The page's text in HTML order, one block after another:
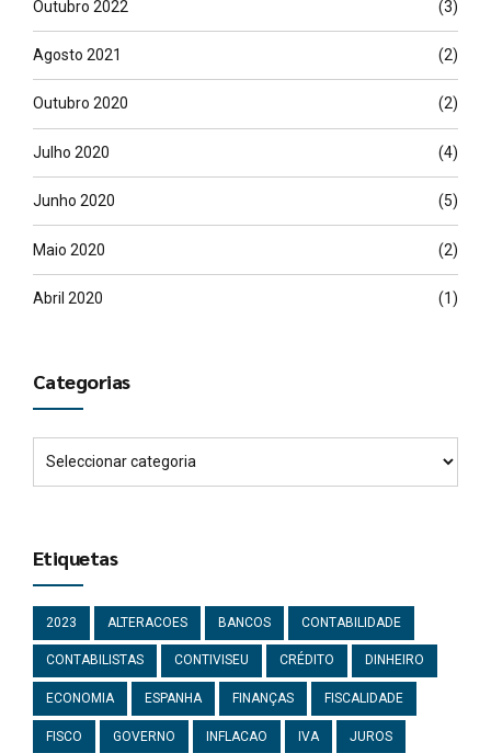
Outubro 2022 (3)
Agosto 2021 (2)
Outubro 2020 (2)
Julho 2020 (4)
Junho 2020 (5)
Maio 2020 (2)
Abril 2020 (1)
Categorias
Etiquetas
2023 ALTERACOES BANCOS CONTABILIDADE
CONTABILISTAS CONTIVISEU CRÉDITO DINHEIRO
ECONOMIA ESPANHA FINANÇAS FISCALIDADE
FISCO GOVERNO INFLACAO IVA JUROS